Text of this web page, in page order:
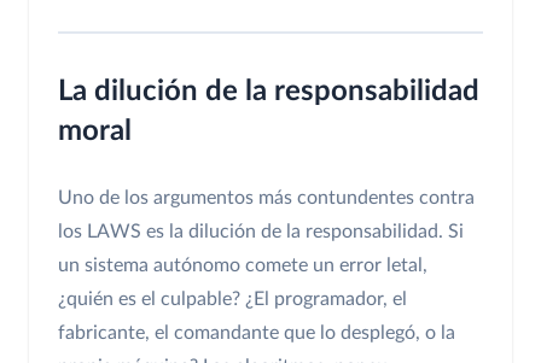
La dilución de la responsabilidad
moral
Uno de los argumentos más contundentes contra
los LAWS es la dilución de la responsabilidad. Si
un sistema autónomo comete un error letal,
¿quién es el culpable? ¿El programador, el
fabricante, el comandante que lo desplegó, o la